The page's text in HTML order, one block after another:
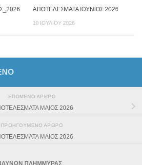
ΑΠΟΤΕΛΕΣΜΑΤΑ ΙΟΥΝΙΟΣ 2026
10 ΙΟΥΛΊΟΥ 2026
ΕΠΌΜΕΝΟ ΆΡΘΡΟ
ΜΑΙΟΣ 2026
ΠΡΟΗΓΟΎΜΕΝΟ ΆΡΘΡΟ
ΜΑΙΟΣ 2026
ΠΛΗΜΜΥΡΑΣ